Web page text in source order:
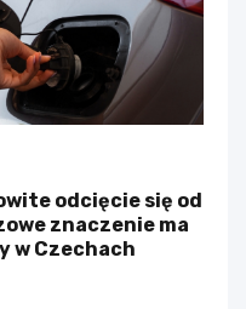
odcięcie się od
znaczenie ma
Czechach